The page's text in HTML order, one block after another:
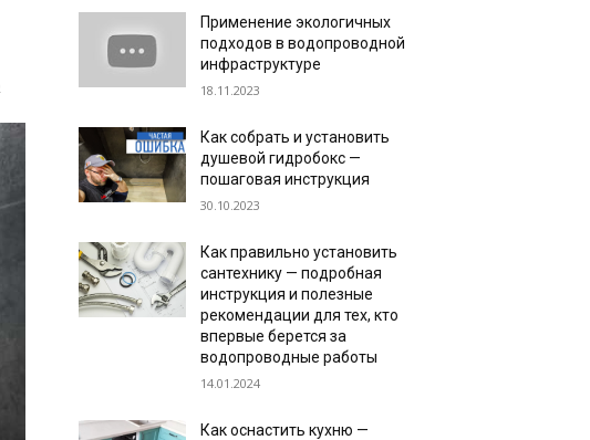
Применение экологичных
подходов в водопроводной
инфраструктуре
18.11.2023
Как собрать и установить
душевой гидробокс —
пошаговая инструкция
30.10.2023
Как правильно установить
сантехнику — подробная
инструкция и полезные
рекомендации для тех, кто
впервые берется за
водопроводные работы
14.01.2024
Как оснастить кухню —